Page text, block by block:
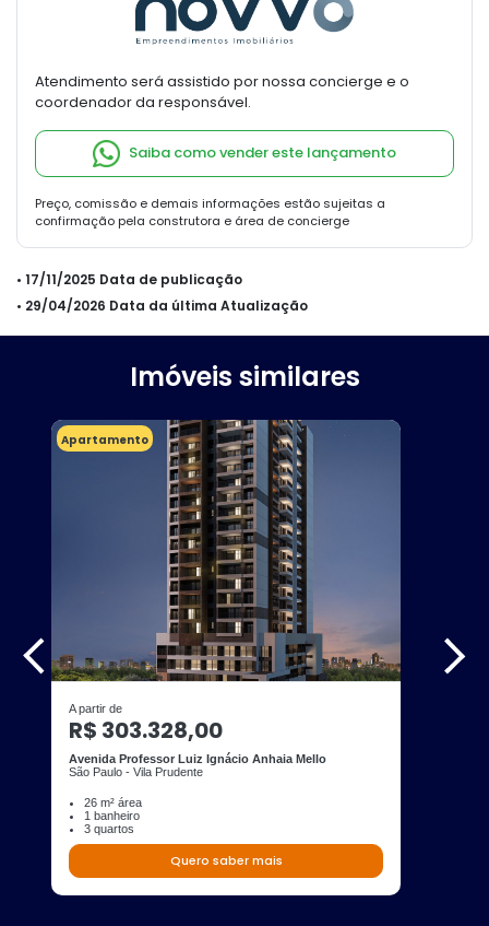
Atendimento será assistido por nossa concierge e o
coordenador da responsável.
Saiba como vender este lançamento
Preço, comissão e demais informações estão sujeitas a
confirmação pela construtora e área de concierge
• 17/11/2025 Data de publicação
• 29/04/2026 Data da última Atualização
Imóveis similares
Apartamento
A partir de
R$ 303.328,00
Avenida Professor Luiz Ignácio Anhaia Mello
São Paulo - Vila Prudente
26 m² área
1 banheiro
3 quartos
Quero saber mais